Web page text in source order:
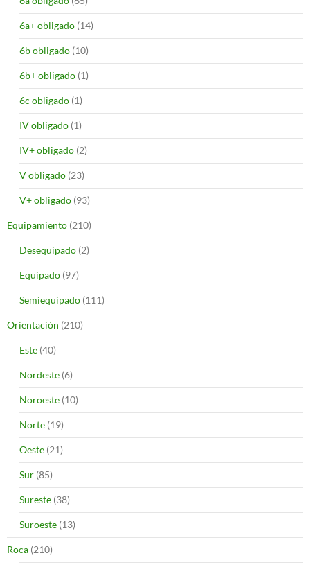
6a+ obligado (14)
6b obligado (10)
6b+ obligado (1)
6c obligado (1)
IV obligado (1)
IV+ obligado (2)
V obligado (23)
V+ obligado (93)
Equipamiento (210)
Desequipado (2)
Equipado (97)
Semiequipado (111)
Orientación (210)
Este (40)
Nordeste (6)
Noroeste (10)
Norte (19)
Oeste (21)
Sur (85)
Sureste (38)
Suroeste (13)
Roca (210)